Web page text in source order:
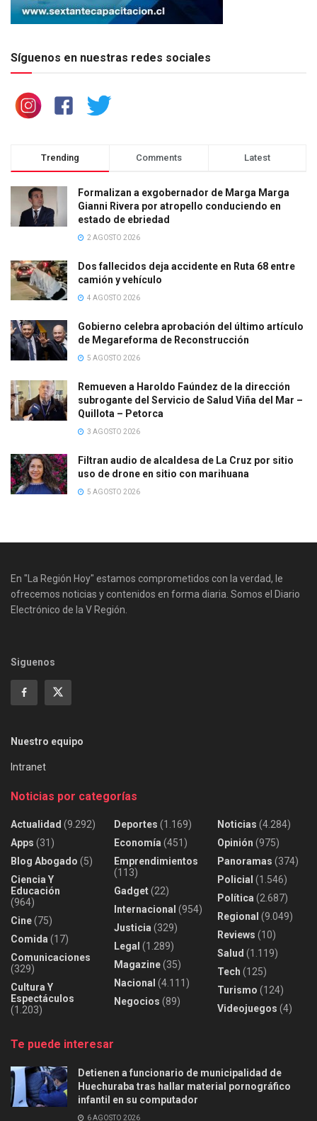
Síguenos en nuestras redes sociales
Trending Comments Latest
Formalizan a exgobernador de Marga Marga
Gianni Rivera por atropello conduciendo en
estado de ebriedad
2 AGOSTO 2026
Dos fallecidos deja accidente en Ruta 68 entre
camión y vehículo
4 AGOSTO 2026
Gobierno celebra aprobación del último artículo
de Megareforma de Reconstrucción
5 AGOSTO 2026
Remueven a Haroldo Faúndez de la dirección
subrogante del Servicio de Salud Viña del Mar –
Quillota – Petorca
3 AGOSTO 2026
Filtran audio de alcaldesa de La Cruz por sitio
uso de drone en sitio con marihuana
5 AGOSTO 2026
En "La Región Hoy" estamos comprometidos con la verdad, le
ofrecemos noticias y contenidos en forma diaria. Somos el Diario
Electrónico de la V Región.
Siguenos
Nuestro equipo
Intranet
Noticias por categorías
Actualidad (9.292)
Apps (31)
Blog Abogado (5)
Ciencia Y
Educación
(964)
Cine(75)
Comida (17)
Comunicaciones
(329)
Cultura Y
Espectáculos
(1.203)
Deportes (1.169)
Economía (451)
Emprendimientos
(113)
Gadget(22)
Internacional (954)
Justicia (329)
Legal (1.289)
Magazine(35)
Nacional (4.111)
Negocios (89)
Noticias (4.284)
Opinión (975)
Panoramas (374)
Policial (1.546)
Política (2.687)
Regional (9.049)
Reviews (10)
Salud (1.119)
Tech (125)
Turismo (124)
Videojuegos (4)
Te puede interesar
Detienen a funcionario de municipalidad de
Huechuraba tras hallar material pornográfico
infantil en su computador
6 AGOSTO 2026